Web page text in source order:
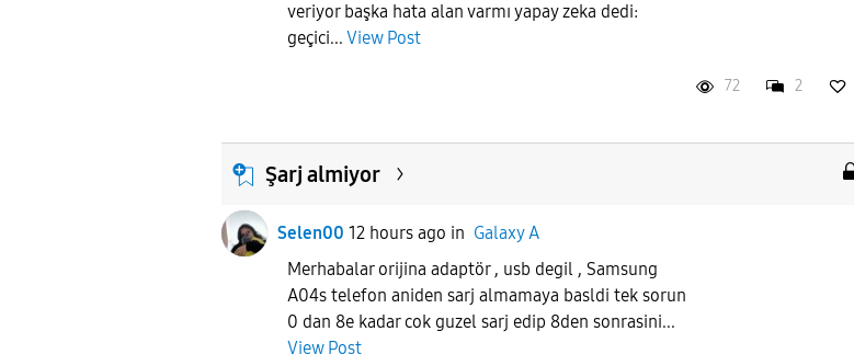
veriyor başka hata alan varmı yapay zeka dedi:
geçici... View Post
72 2
Şarj almiyor
Selen00 12 hours ago in Galaxy A
Merhabalar orijina adaptör , usb degil , Samsung
A04s telefon aniden sarj almamaya basldi tek sorun
0 dan 8e kadar cok guzel sarj edip 8den sonrasini...
View Post